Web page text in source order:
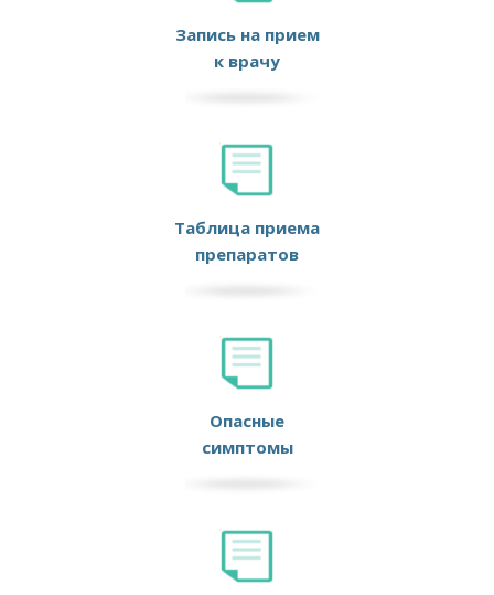
Запись на прием
к врачу
Таблица приема
препаратов
Опасные
симптомы